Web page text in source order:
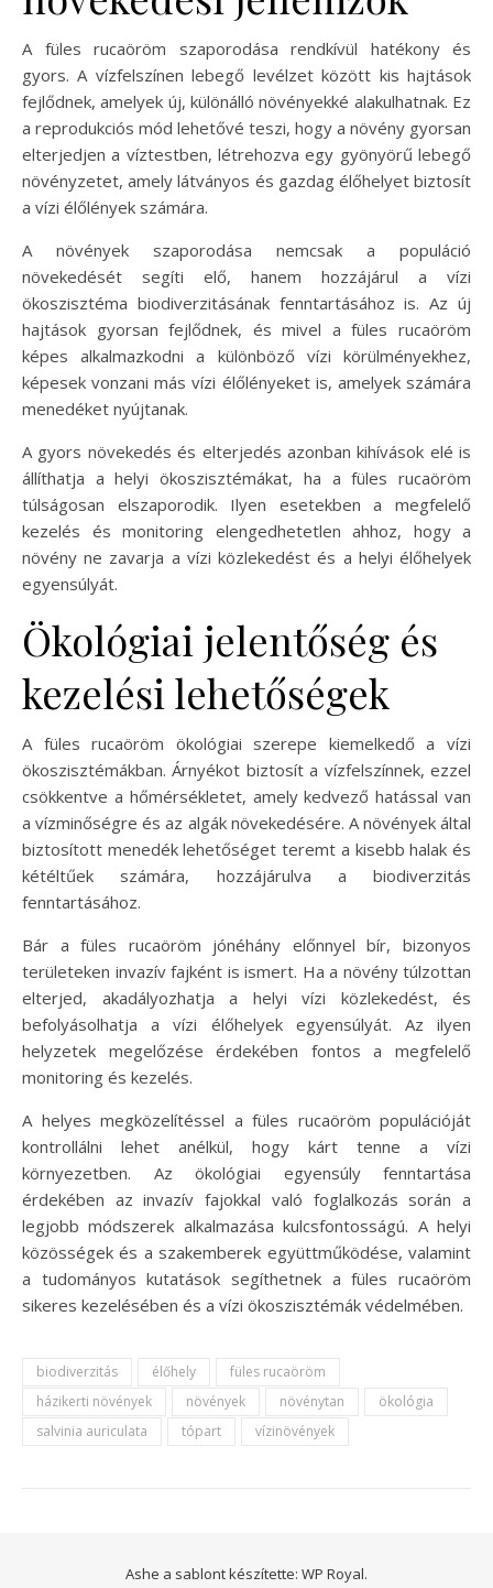
A füles rucaöröm szaporodása rendkívül hatékony és
gyors. A vízfelszínen lebegő levélzet között kis hajtások
fejlődnek, amelyek új, különálló növényekké alakulhatnak. Ez
a reprodukciós mód lehetővé teszi, hogy a növény gyorsan
elterjedjen a víztestben, létrehozva egy gyönyörű lebegő
növényzetet, amely látványos és gazdag élőhelyet biztosít
a vízi élőlények számára.
A növények szaporodása nemcsak a populáció
növekedését segíti elő, hanem hozzájárul a vízi
ökoszisztéma biodiverzitásának fenntartásához is. Az új
hajtások gyorsan fejlődnek, és mivel a füles rucaöröm
képes alkalmazkodni a különböző vízi körülményekhez,
képesek vonzani más vízi élőlényeket is, amelyek számára
menedéket nyújtanak.
A gyors növekedés és elterjedés azonban kihívások elé is
állíthatja a helyi ökoszisztémákat, ha a füles rucaöröm
túlságosan elszaporodik. Ilyen esetekben a megfelelő
kezelés és monitoring elengedhetetlen ahhoz, hogy a
növény ne zavarja a vízi közlekedést és a helyi élőhelyek
egyensúlyát.
Ökológiai jelentőség és
kezelési lehetőségek
A füles rucaöröm ökológiai szerepe kiemelkedő a vízi
ökoszisztémákban. Árnyékot biztosít a vízfelszínnek, ezzel
csökkentve a hőmérsékletet, amely kedvező hatással van
a vízminőségre és az algák növekedésére. A növények által
biztosított menedék lehetőséget teremt a kisebb halak és
kétéltűek számára, hozzájárulva a biodiverzitás
fenntartásához.
Bár a füles rucaöröm jónéhány előnnyel bír, bizonyos
területeken invazív fajként is ismert. Ha a növény túlzottan
elterjed, akadályozhatja a helyi vízi közlekedést, és
befolyásolhatja a vízi élőhelyek egyensúlyát. Az ilyen
helyzetek megelőzése érdekében fontos a megfelelő
monitoring és kezelés.
A helyes megközelítéssel a füles rucaöröm populációját
kontrollálni lehet anélkül, hogy kárt tenne a vízi
környezetben. Az ökológiai egyensúly fenntartása
érdekében az invazív fajokkal való foglalkozás során a
legjobb módszerek alkalmazása kulcsfontosságú. A helyi
közösségek és a szakemberek együttműködése, valamint
a tudományos kutatások segíthetnek a füles rucaöröm
sikeres kezelésében és a vízi ökoszisztémák védelmében.
biodiverzitás élőhely
füles rucaöröm
házikerti növények
növények növénytan
ökológia
salvinia auriculata
tópart vízinövények
Ashe a sablont készítette: WP Royal.